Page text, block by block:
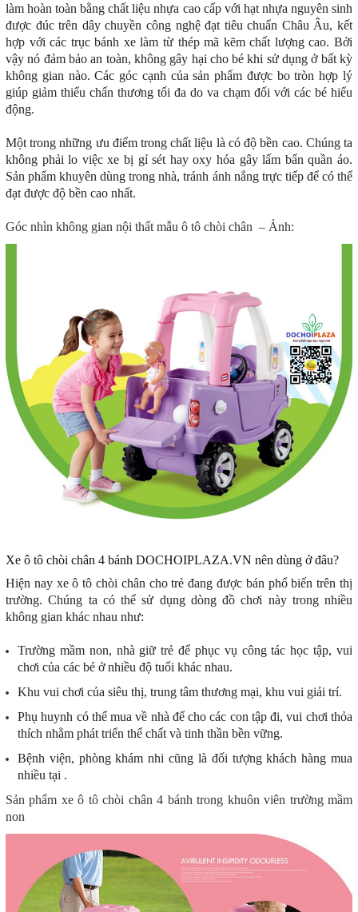
làm hoàn toàn bằng chất liệu nhựa cao cấp với hạt nhựa nguyên sinh
được đúc trên dây chuyền công nghệ đạt tiêu chuẩn Châu Âu, kết
hợp với các trục bánh xe làm từ thép mã kẽm chất lượng cao. Bởi
vậy nó đảm bảo an toàn, không gây hại cho bé khi sử dụng ở bất kỳ
không gian nào. Các góc cạnh của sản phẩm được bo tròn hợp lý
giúp giảm thiểu chấn thương tối đa do va chạm đối với các bé hiếu
động.
Một trong những ưu điểm trong chất liệu là có độ bền cao. Chúng ta
không phải lo việc xe bị gỉ sét hay oxy hóa gây lấm bẩn quần áo.
Sản phẩm khuyên dùng trong nhà, tránh ánh nắng trực tiếp để có thể
đạt được độ bền cao nhất.
Góc nhìn không gian nội thất mẫu ô tô chòi chân – Ảnh:
Xe ô tô chòi chân 4 bánh DOCHOIPLAZA.VN nên dùng ở đâu?
Hiện nay xe ô tô chòi chân cho trẻ đang được bán phổ biến trên thị
trường. Chúng ta có thể sử dụng dòng đồ chơi này trong nhiều
không gian khác nhau như:
Trường mầm non, nhà giữ trẻ để phục vụ công tác học tập, vui
chơi của các bé ở nhiều độ tuổi khác nhau.
Khu vui chơi của siêu thị, trung tâm thương mại, khu vui giải trí.
Phụ huynh có thể mua về nhà để cho các con tập đi, vui chơi thỏa
thích nhằm phát triển thể chất và tinh thần bền vững.
Bệnh viện, phòng khám nhi cũng là đối tượng khách hàng mua
nhiều tại .
Sản phẩm xe ô tô chòi chân 4 bánh trong khuôn viên trường mầm
non